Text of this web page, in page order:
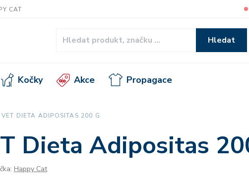
CAT
Hledat
Kočky Akce Propagace
VET DIETA ADIPOSITAS 200 G
Dieta Adipositas
Happy Cat